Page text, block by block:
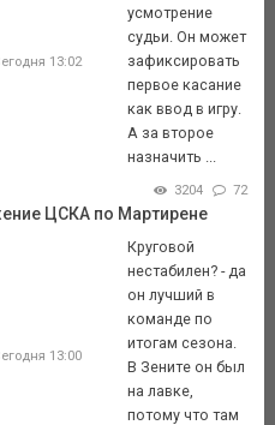
13:02
усмотрение
судьи. Он может
зафиксировать
первое касание
как ввод в игру.
А за второе
назначить ...
3204 72
ЦСКА по Мартирене
13:00
Круговой
нестабилен? - да
он лучший в
команде по
итогам сезона.
В Зените он был
на лавке,
потому что там